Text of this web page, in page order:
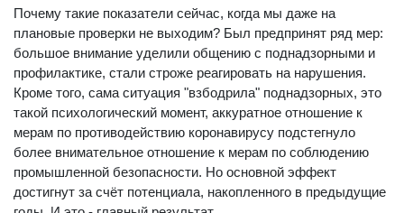
Почему такие показатели сейчас, когда мы даже на
плановые проверки не выходим? Был предпринят ряд мер:
большое внимание уделили общению с поднадзорными и
профилактике, стали строже реагировать на нарушения.
Кроме того, сама ситуация "взбодрила" поднадзорных, это
такой психологический момент, аккуратное отношение к
мерам по противодействию коронавирусу подстегнуло
более внимательное отношение к мерам по соблюдению
промышленной безопасности. Но основной эффект
достигнут за счёт потенциала, накопленного в предыдущие